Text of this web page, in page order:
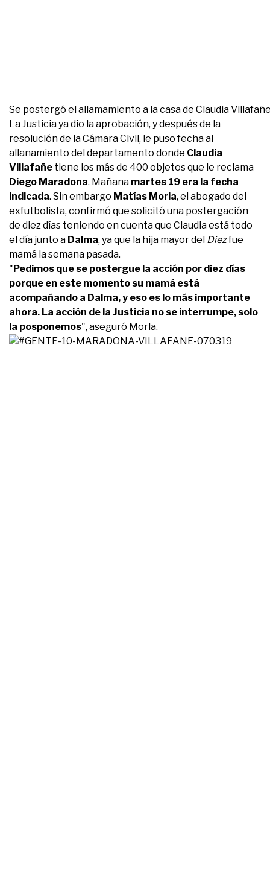
Se postergó el allamamiento a la casa de Claudia
La Justicia ya dio la aprobación, y después de la
resolución de la Cámara Civil, le puso fecha al
allanamiento del departamento donde Claudia
Villafañe tiene los más de 400 objetos que le reclama
Diego Maradona. Mañana martes 19 era la fecha
indicada. Sin embargo Matías Morla, el abogado del
exfutbolista, confirmó que solicitó una postergación
de diez días teniendo en cuenta que Claudia está todo
el día junto a Dalma, ya que la hija mayor del Diezfue
mamá la semana pasada.
"Pedimos que se postergue la acción por diez días
porque en este momento su mamá está
acompañando a Dalma, y eso es lo más importante
ahora. La acción de la Justicia no se interrumpe, solo
la posponemos", aseguró Morla.